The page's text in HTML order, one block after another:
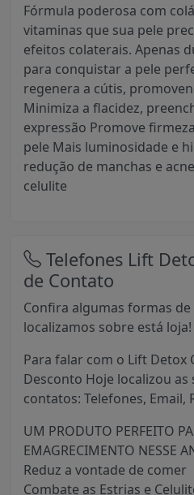
Fórmula poderosa com
vitaminas que sua pele
efeitos colaterais. Apenas
para conquistar a pele
regenera a cútis,
Minimiza a flacidez,
expressão Promove
pele Mais luminosidade e
redução de manchas e
celulite
Telefones Lift
de Contato
Confira algumas formas
localizamos sobre está loja!
Para falar com o Lift Detox
Desconto Hoje localizou
contatos: Telefones, Email,
UM PRODUTO PERFEITO
EMAGRECIMENTO NESSE
Reduz a vontade de comer
Combate as Estrias e